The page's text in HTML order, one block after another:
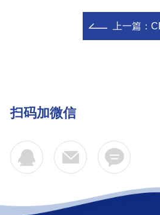
上一篇：
扫码加微信